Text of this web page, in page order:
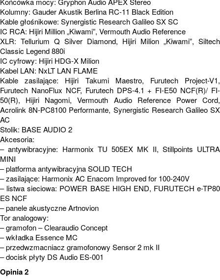
Kolumny: Gauder Akustik Berlina RC-11 Black Edition
Kable głośnikowe: Synergistic Research Galileo SX SC
IC RCA: Hijiri Million „Kiwami”, Vermouth Audio Reference
XLR: Tellurium Q Silver Diamond, Hijiri Milion „Kiwami”, Siltech
Classic Legend 880i
IC cyfrowy: Hijiri HDG-X Milion
Kabel LAN: NxLT LAN FLAME
Kable zasilające: Hijiri Takumi Maestro, Furutech Project-V1,
Furutech NanoFlux NCF, Furutech DPS-4.1 + FI-E50 NCF(R)/ FI-
50(R), Hijiri Nagomi, Vermouth Audio Reference Power Cord,
Acrolink 8N-PC8100 Performante, Synergistic Research Galileo SX
AC
Stolik: BASE AUDIO 2
Akcesoria:
– antywibracyjne: Harmonix TU 505EX MK II, Stillpoints ULTRA
MINI
– platforma antywibracyjna SOLID TECH
– zasilające: Harmonix AC Enacom Improved for 100-240V
– listwa sieciowa: POWER BASE HIGH END, FURUTECH e-TP80
ES NCF
– panele akustyczne Artnovion
Tor analogowy:
– gramofon – Clearaudio Concept
– wkładka Essence MC
– przedwzmacniacz gramofonowy Sensor 2 mk II
– docisk płyty DS Audio ES-001
Opinia 2